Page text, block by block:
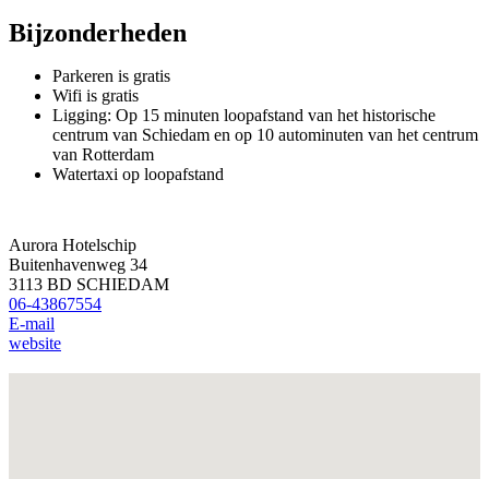
Bijzonderheden
Parkeren is gratis
Wifi is gratis
Ligging: Op 15 minuten loopafstand van het historische
centrum van Schiedam en op 10 autominuten van het centrum
van Rotterdam
Watertaxi op loopafstand
Aurora Hotelschip
Buitenhavenweg 34
3113 BD SCHIEDAM
06-43867554
E-mail
website